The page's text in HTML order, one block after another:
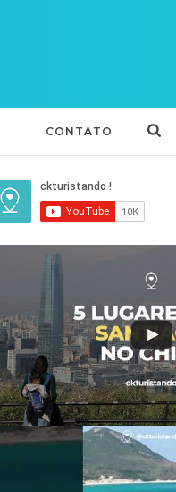
CONTATO